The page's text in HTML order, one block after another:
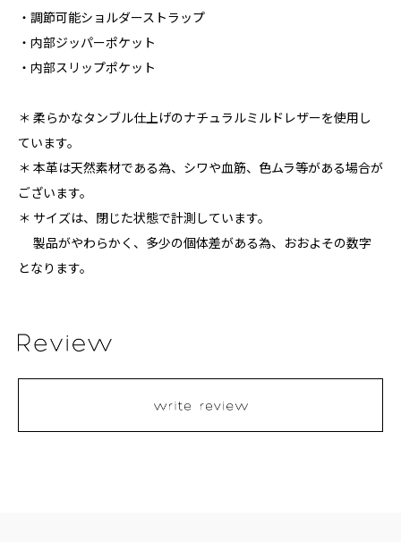
・調節可能ショルダーストラップ
・内部ジッパーポケット
・内部スリップポケット
＊ 柔らかなタンブル仕上げのナチュラルミルドレザーを使用し
ています。
＊ 本革は天然素材である為、シワや血筋、色ムラ等がある場合が
ございます。
＊ サイズは、閉じた状態で計測しています。
製品がやわらかく、多少の個体差がある為、おおよその数字
となります。